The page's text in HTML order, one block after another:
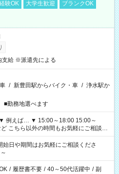
験OK 大学生歓迎
ブランクOK
支給 ※派遣先による
/ 新豊田駅からバイク・車 / 浄水駅か
勤務地選べます
談く
日や期間はお気軽にご相談くださ
/ 履歴書不要 / 40～50代活躍中 / 副